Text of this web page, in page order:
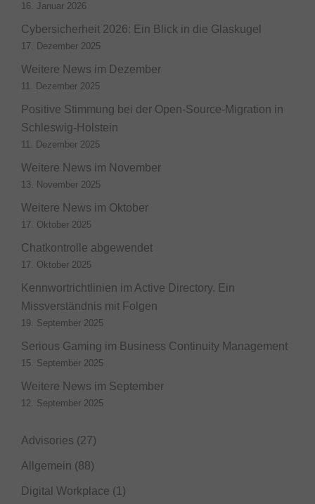
16. Januar 2026
Cybersicherheit 2026: Ein Blick in die Glaskugel
17. Dezember 2025
Weitere News im Dezember
11. Dezember 2025
Positive Stimmung bei der Open-Source-Migration in
Schleswig-Holstein
11. Dezember 2025
Weitere News im November
13. November 2025
Weitere News im Oktober
17. Oktober 2025
Chatkontrolle abgewendet
17. Oktober 2025
Kennwortrichtlinien im Active Directory. Ein
Missverständnis mit Folgen
19. September 2025
Serious Gaming im Business Continuity Management
15. September 2025
Weitere News im September
12. September 2025
Advisories (27)
Allgemein (88)
Digital Workplace (1)